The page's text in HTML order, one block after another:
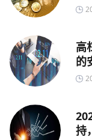
高
的
持